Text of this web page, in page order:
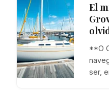
El
**O
ser,